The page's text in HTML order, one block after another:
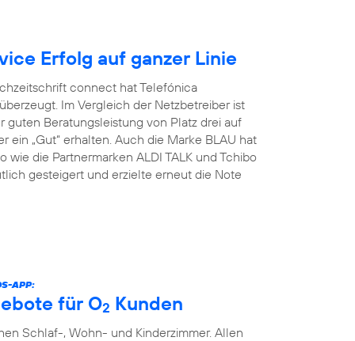
Erfolg auf ganzer Linie
connect hat Telefónica
Im Vergleich der Netzbetreiber ist
Beratungsleistung von Platz drei auf
ein „Gut“ erhalten. Auch die Marke BLAU hat
die Partnermarken ALDI TALK und Tchibo
gesteigert und erzielte erneut die Note
APP:
für O2 Kunden
Schlaf-, Wohn- und Kinderzimmer. Allen